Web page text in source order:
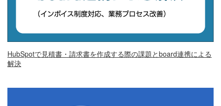
HubSpotで見積書・請求書を作成する際の課題とboard連携による
解決